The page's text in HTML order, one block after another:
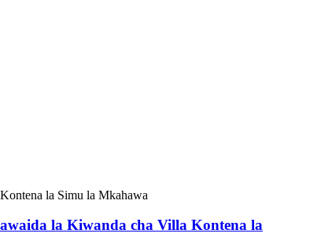
la Kiwanda cha Villa Kontena la